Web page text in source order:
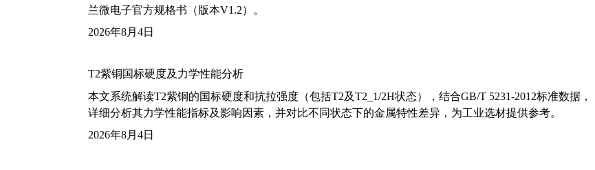
兰微电子官方规格书（版本V1.2）。
2026年8月4日
T2紫铜国标硬度及力学性能分析
本文系统解读T2紫铜的国标硬度和抗拉强度（包括T2及T2_1/2H状态），结合GB/T 5231-2012标准数据，
详细分析其力学性能指标及影响因素，并对比不同状态下的金属特性差异，为工业选材提供参考。
2026年8月4日